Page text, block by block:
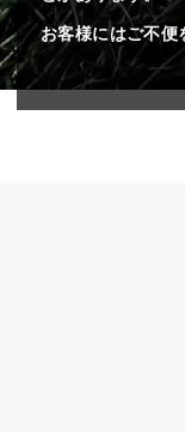
お客様にはご不便